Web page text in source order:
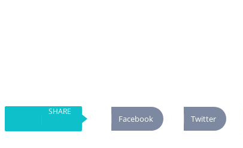
SHARE
Facebook Twitter